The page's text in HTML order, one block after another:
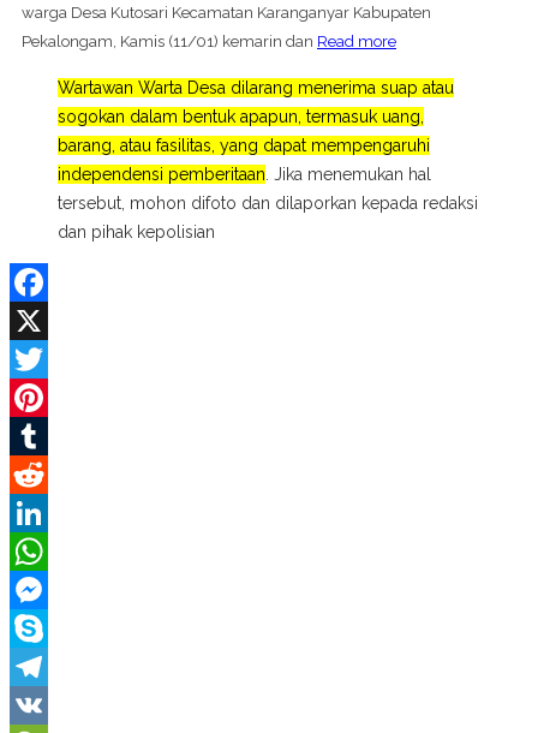
warga Desa Kutosari Kecamatan Karanganyar Kabupaten
Pekalongam, Kamis (11/01) kemarin dan Read more
Wartawan Warta Desa dilarang menerima suap atau
sogokan dalam bentuk apapun, termasuk uang,
barang, atau fasilitas, yang dapat mempengaruhi
independensi pemberitaan . Jika menemukan hal
tersebut, mohon difoto dan dilaporkan kepada redaksi
dan pihak kepolisian
Facebook
X
Twitter
Pinterest
Tumblr
Reddit
LinkedIn
WhatsApp
Messenger
Skype
Telegram